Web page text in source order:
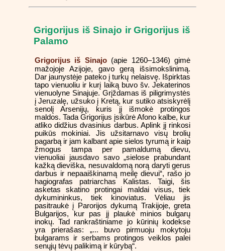
Grigorijus iš Sinajo ir Grigorijus iš
Palamo
Grigorijus iš Sinajo(apie 1260–1346) gimė
mažojoje Azijoje, gavo gerą išsimokslinimą.
Dar jaunystėje pateko į turkų nelaisvę. Išpirktas
tapo vienuoliu ir kurį laiką buvo šv. Jekaterinos
vienuolyne Sinajuje. Grįždamas iš piligrimystės
į Jeruzalę, užsuko į Kretą, kur sutiko atsiskyrėlį
senolį Arsenijų, kuris jį išmokė protingos
maldos. Tada Grigorijus įsikūrė Afono kalbe, kur
atliko didžius dvasinius darbus. Aplink jį rinkosi
puikūs mokiniai. Jis užsitarnavo visų brolių
pagarbą ir jam kalbant apie sielos tyrumą ir kaip
žmogus tampa per pamaldumą dievu,
vienuoliai jausdavo savo „sielose prabundant
kažką dieviška, nesuvaldomą norą daryti gerus
darbus ir nepaaiškinamą meilę dievui“, rašo jo
hagiografas patriarchas Kalistas. Taigi, šis
asketas skatino protingai maldai visus, tiek
dykumininkus, tiek kinoviatus. Vėliau jis
pasitraukė į Parorijos dykumą Trakijoje, greta
Bulgarijos, kur pas jį plaukė minios bulgarų
inokų. Tad rankraštiniame jo kūrinių kodekse
yra prierašas: „... buvo pirmuoju mokytoju
bulgarams ir serbams protingos veiklos palei
senųjų tėvų palikimą ir kūrybą“.